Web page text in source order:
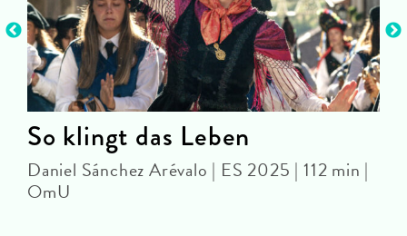
So klingt das Leben
Daniel Sánchez Arévalo | ES 2025 | 112 min |
OmU